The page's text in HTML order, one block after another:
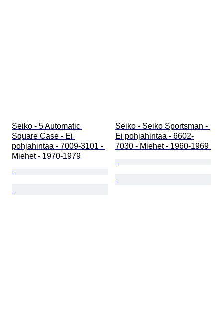
Seiko - 5 Automatic
Square Case - Ei
pohjahintaa - 7009-3101 -
Miehet - 1970-1979
Seiko - Seiko Sportsman -
Ei pohjahintaa - 6602-
7030 - Miehet - 1960-1969